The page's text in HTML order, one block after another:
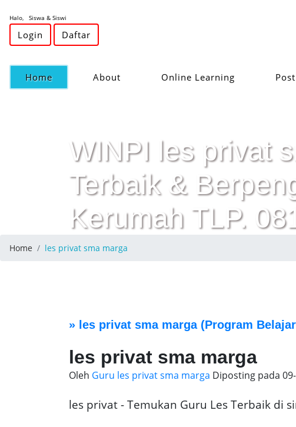
Halo, Siswa & Siswi
Login Daftar
Home(current) About Online Learning Post
WINPI les privat
Terbaik &
Kerumah TLP.
Home les privat sma marga
» les privat sma marga(Program
les privat sma marga
Oleh Guru les privat sma marga Diposting pada
les privat - Temukan Guru Les Terbaik di